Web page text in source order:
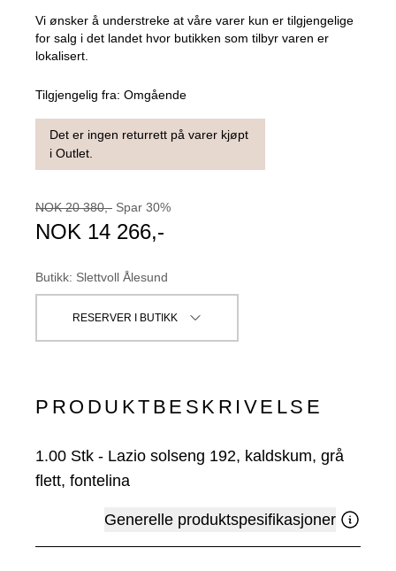
Vi ønsker å understreke at våre varer kun er tilgjengelige
for salg i det landet hvor butikken som tilbyr varen er
lokalisert.
Tilgjengelig fra: Omgående
Det er ingen returrett på varer kjøpt
i Outlet.
NOK 20 380,- Spar 30%
NOK 14 266,-
Butikk: Slettvoll Ålesund
RESERVER I BUTIKK
PRODUKTBESKRIVELSE
1.00 Stk - Lazio solseng 192, kaldskum, grå
flett, fontelina
Generelle produktspesifikasjoner